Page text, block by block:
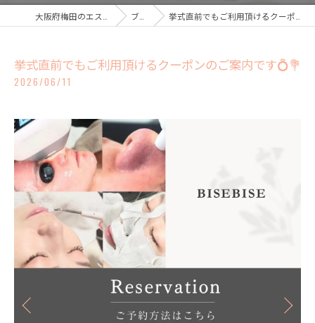
大阪府梅田のエステならbisebise ブログ 挙式直前でもご利用頂けるクーポンのご案内です💍💐
挙式直前でもご利用頂けるクーポンのご案内です💍💐
2026/06/11